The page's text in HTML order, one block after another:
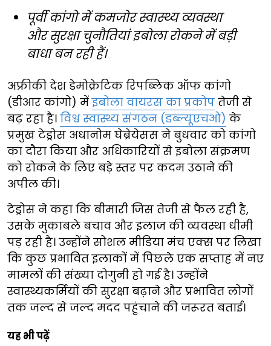
पूर्वी कांगो में कमजोर स्वास्थ्य व्यवस्था
और सुरक्षा चुनौतियां इबोला रोकने में बड़ी
बाधा बन रही हैं।
अफ्रीकी देश डेमोक्रेटिक रिपब्लिक ऑफ कांगो
(डीआर कांगो) मेंइबोला वायरस का प्रकोप तेजी से
बढ़ रहा है। विश्व स्वास्थ्य संगठन (डब्ल्यूएचओ) के
प्रमुख टेड्रोस अधानोम घेब्रेयेसस ने बुधवार को कांगो
का दौरा किया और अधिकारियों से इबोला संक्रमण
को रोकने के लिए बड़े स्तर पर कदम उठाने की
अपील की।
टेड्रोस ने कहा कि बीमारी जिस तेजी से फैल रही है,
उसके मुकाबले बचाव और इलाज की व्यवस्था धीमी
पड़ रही है। उन्होंने सोशल मीडिया मंच एक्स पर लिखा
कि कुछ प्रभावित इलाकों में पिछले एक सप्ताह में नए
मामलों की संख्या दोगुनी हो गई है। उन्होंने
स्वास्थ्यकर्मियों की सुरक्षा बढ़ाने और प्रभावित लोगों
तक जल्द से जल्द मदद पहुंचाने की जरूरत बताई।
यह भी पढ़ें